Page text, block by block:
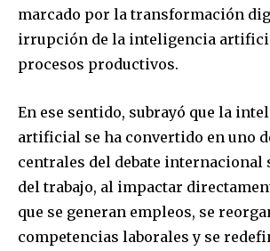
marcado por la transformación
irrupción de la inteligencia
procesos productivos.
En ese sentido, subrayó que la
artificial se ha convertido en uno
centrales del debate internacional
del trabajo, al impactar
que se generan empleos, se
competencias laborales y se